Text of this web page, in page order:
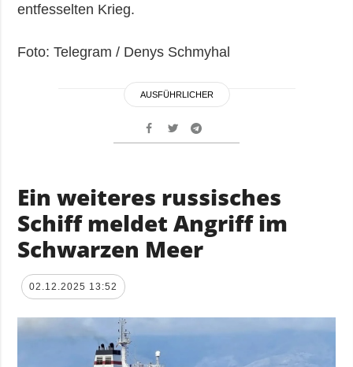
entfesselten Krieg.
Foto: Telegram / Denys Schmyhal
AUSFÜHRLICHER
Ein weiteres russisches
Schiff meldet Angriff im
Schwarzen Meer
02.12.2025 13:52